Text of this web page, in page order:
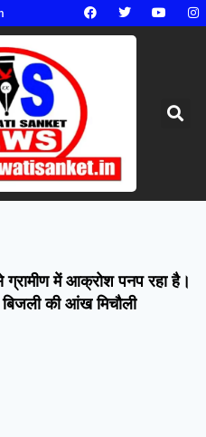
ग्रामीण में आक्रोश पनप रहा है।
की आंख मिचौली